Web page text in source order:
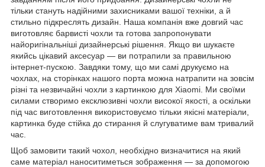
тільки стануть надійними захисниками вашої техніки, а й
стильно підкреслять дизайн. Наша компанія вже довгий час
виготовляє барвисті чохли та готова запропонувати
найоригінальніші дизайнерські рішення. Якщо ви шукаєте
якийсь цікавий аксесуар — ви потрапили за правильною
інтернет-пускою. Завдяки тому, що ми самі друкуємо на
чохлах, на сторінках нашого порта можна натрапити на зовсім
різні та незвичайні чохли з картинкою для Xiaomi. Ми своїми
силами створимо ексклюзивні чохли високої якості, а оскільки
під час виготовлення використовуємо тільки якісні матеріали,
картинка буде стійка до стирання й слугуватиме вам тривалий
час.
Щоб замовити такий чохол, необхідно визначитися на який
саме матеріал наноситиметься зображення — за допомогою